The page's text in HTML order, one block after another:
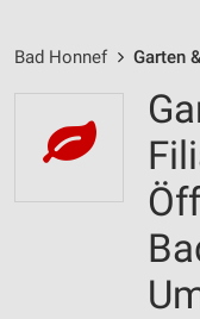
Bad Honnef Garten